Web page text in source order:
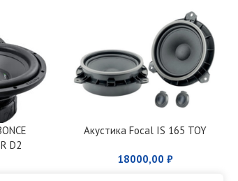
D2
Акустика Focal IS 165 TOY
18000,00 ₽